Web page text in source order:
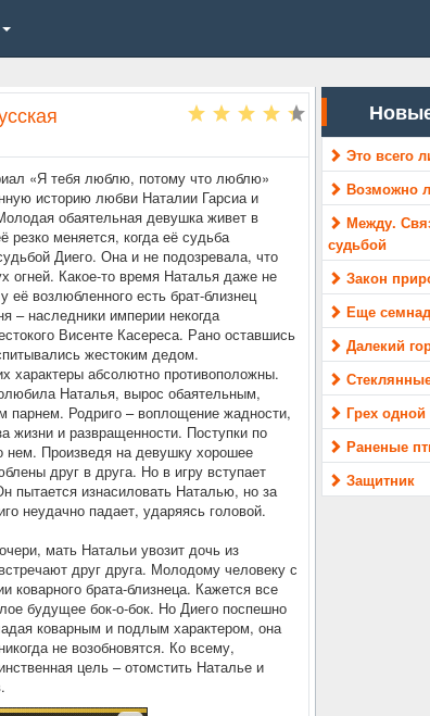
«Я тебя люблю, потому что люблю»
историю любви Наталии Гарсиа и
обаятельная девушка живет в
резко меняется, когда её судьба
Диего. Она и не подозревала, что
огней. Какое-то время Наталья даже не
её возлюбленного есть брат-близнец
– наследники империи некогда
Висенте Касереса. Рано оставшись
жестоким дедом.
характеры абсолютно противоположны.
Наталья, вырос обаятельным,
парнем. Родриго – воплощение жадности,
жизни и развращенности. Поступки по
нем. Произведя на девушку хорошее
друг в друга. Но в игру вступает
пытается изнасиловать Наталью, но за
неудачно падает, ударяясь головой.
мать Натальи увозит дочь из
друг друга. Молодому человеку с
коварного брата-близнеца. Кажется все
будущее бок-о-бок. Но Диего поспешно
коварным и подлым характером, она
не возобновятся. Ко всему,
цель – отомстить Наталье и
Это всего
Возможно
Между.
судьбой
Закон
Еще
Далекий
Грех
Раненые
Защитник